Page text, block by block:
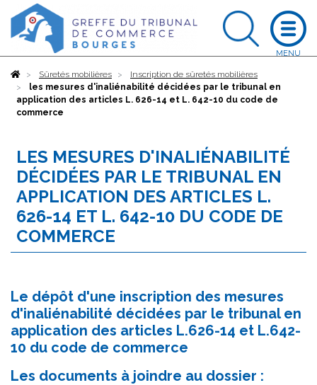
AccueilSûretés mobilières
Inscription de sûretés mobilières
les mesures d'inaliénabilité décidées par le tribunal en
application des articles L. 626-14 et L. 642-10 du code de
commerce
LES MESURES D'INALIÉNABILITÉ
DÉCIDÉES PAR LE TRIBUNAL EN
APPLICATION DES ARTICLES L.
626-14 ET L. 642-10 DU CODE DE
COMMERCE
Le dépôt d'une inscription des mesures
d'inaliénabilité décidées par le tribunal en
application des articles L.626-14 et L.642-
10 du code de commerce
Les documents à joindre au dossier :